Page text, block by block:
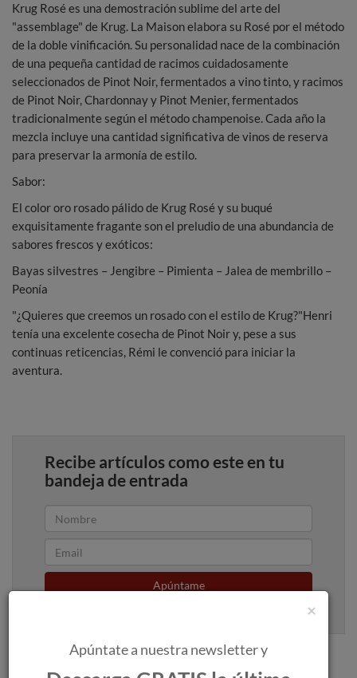
Krug Rosé es una demostración sublime del arte del
"assemblage" de Krug. La Maison elabora su Rosé por el método
de la doble vinificación. Su personalidad nace de la combinación
de una pequeña cantidad de racimos cuidadosamente
seleccionados de Pinot Noir, fermentados a vino tinto, y racimos
de Pinot Noir, Chardonnay y Pinot Menier, fermentados
tradicionalmente según el método champenoise. Cada año la
mezcla incluye una cantidad significativa de vinos de reserva
para preservar la armonía de estilo.
Sabor:
El color oro rosado pálido de Krug Rosé y su buqué
exquisitamente fragante son el preludio de una abundancia de
sabores frescos y exóticos:
Bayas silvestres – Jengibre – Pimienta – Jalea de membrillo –
Peonía
"¿Quieres que creemos un rosado con el estilo de Krug?"Henri
tenía una excelente cosecha de Pinot Noir y, pese a sus
continuas reticencias, Rémi le convenció para iniciar la
aventura.
Recibe artículos como este en tu
bandeja de entrada
Apúntame
×
Apúntate a nuestra newsletter y